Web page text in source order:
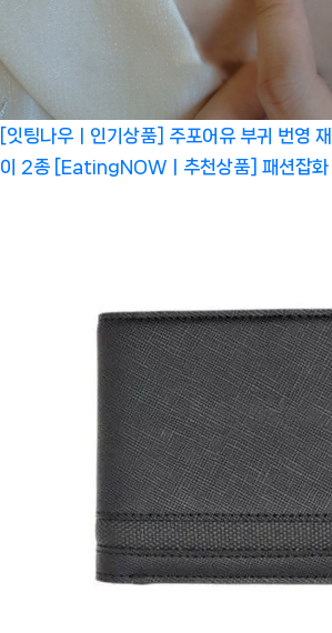
[잇팅나우ㅣ인기상품] 주포어유 부귀 번영
이 2종 [EatingNOWㅣ추천상품] 패션잡화